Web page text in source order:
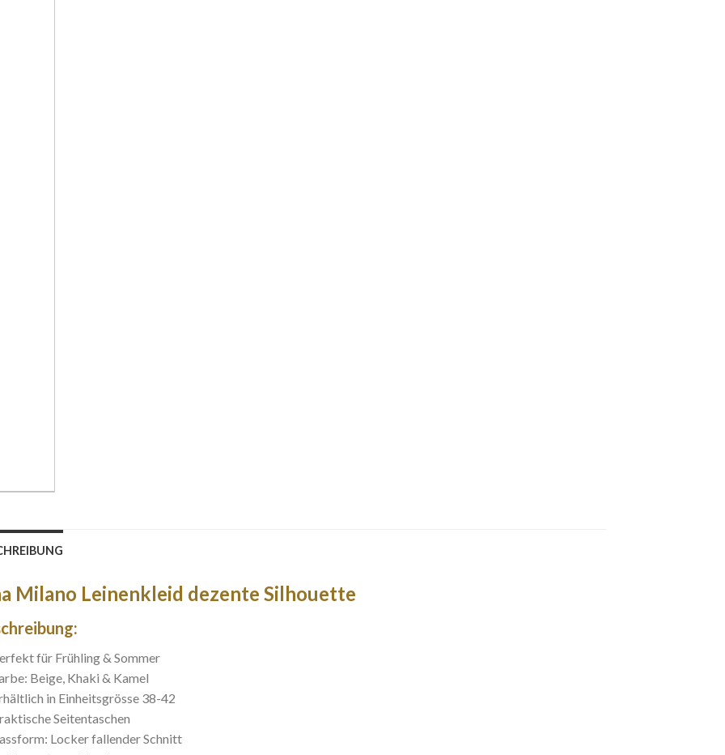
Milano Leinenkleid dezente Silhouette
für Frühling & Sommer
Beige, Khaki & Kamel
in Einheitsgrösse 38-42
Seitentaschen
Locker fallender Schnitt